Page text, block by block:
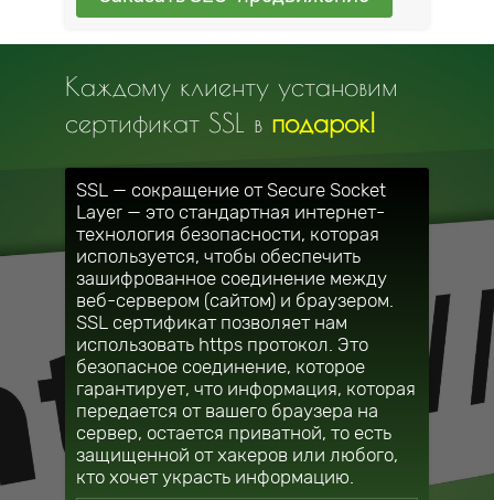
Каждому клиенту установим
сертификат SSL в подарок!
SSL — сокращение от Secure Socket
Layer — это стандартная интернет-
технология безопасности, которая
используется, чтобы обеспечить
зашифрованное соединение между
веб-сервером (сайтом) и браузером.
SSL сертификат позволяет нам
использовать https протокол. Это
безопасное соединение, которое
гарантирует, что информация, которая
передается от вашего браузера на
сервер, остается приватной, то есть
защищенной от хакеров или любого,
кто хочет украсть информацию.